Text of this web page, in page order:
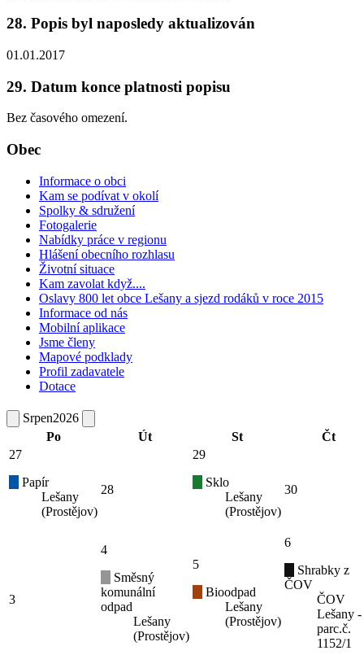
28. Popis byl naposledy aktualizován
01.01.2017
29. Datum konce platnosti popisu
Bez časového omezení.
Obec
Informace o obci
Kam se podívat v okolí
Spolky & sdružení
Fotogalerie
Nabídky práce v regionu
Hlášení obecního rozhlasu
Životní situace
Kam zavolat když....
Oslavy 800 let obce Lešany a sjezd rodáků v roce 2015
Informace od nás
Mobilní aplikace
Jsme členy
Mapové podklady
Profil zadavatele
Dotace
Srpen2026
Po
Út St
Čt
27
Papír
Lešany
(Prostějov)
28
29
Sklo
Lešany
(Prostějov)
30
3
4
Směsný
komunální
odpad
Lešany
(Prostějov)
5
Bioodpad
Lešany
(Prostějov)
6
Shrabky z
ČOV
ČOV
Lešany -
parc.č.
1152/1